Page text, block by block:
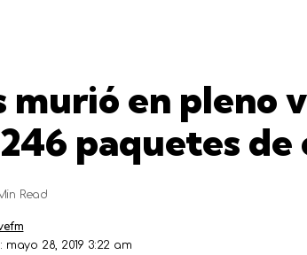
murió en pleno
paquetes de
28, 2019 3:22 am
Read